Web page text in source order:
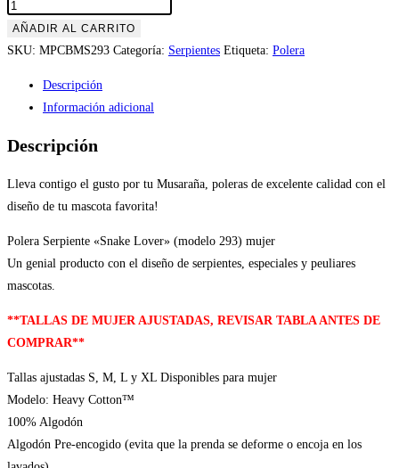
AÑADIR AL CARRITO
SKU: MPCBMS293 Categoría: Serpientes Etiqueta: Polera
Descripción
Información adicional
Descripción
Lleva contigo el gusto por tu Musaraña, poleras de excelente calidad con el
diseño de tu mascota favorita!
Polera Serpiente «Snake Lover» (modelo 293) mujer
Un genial producto con el diseño de serpientes, especiales y peuliares
mascotas.
**TALLAS DE MUJER AJUSTADAS, REVISAR TABLA ANTES DE
COMPRAR**
Tallas ajustadas S, M, L y XL Disponibles para mujer
Modelo: Heavy Cotton™
100% Algodón
Algodón Pre-encogido (evita que la prenda se deforme o encoja en los